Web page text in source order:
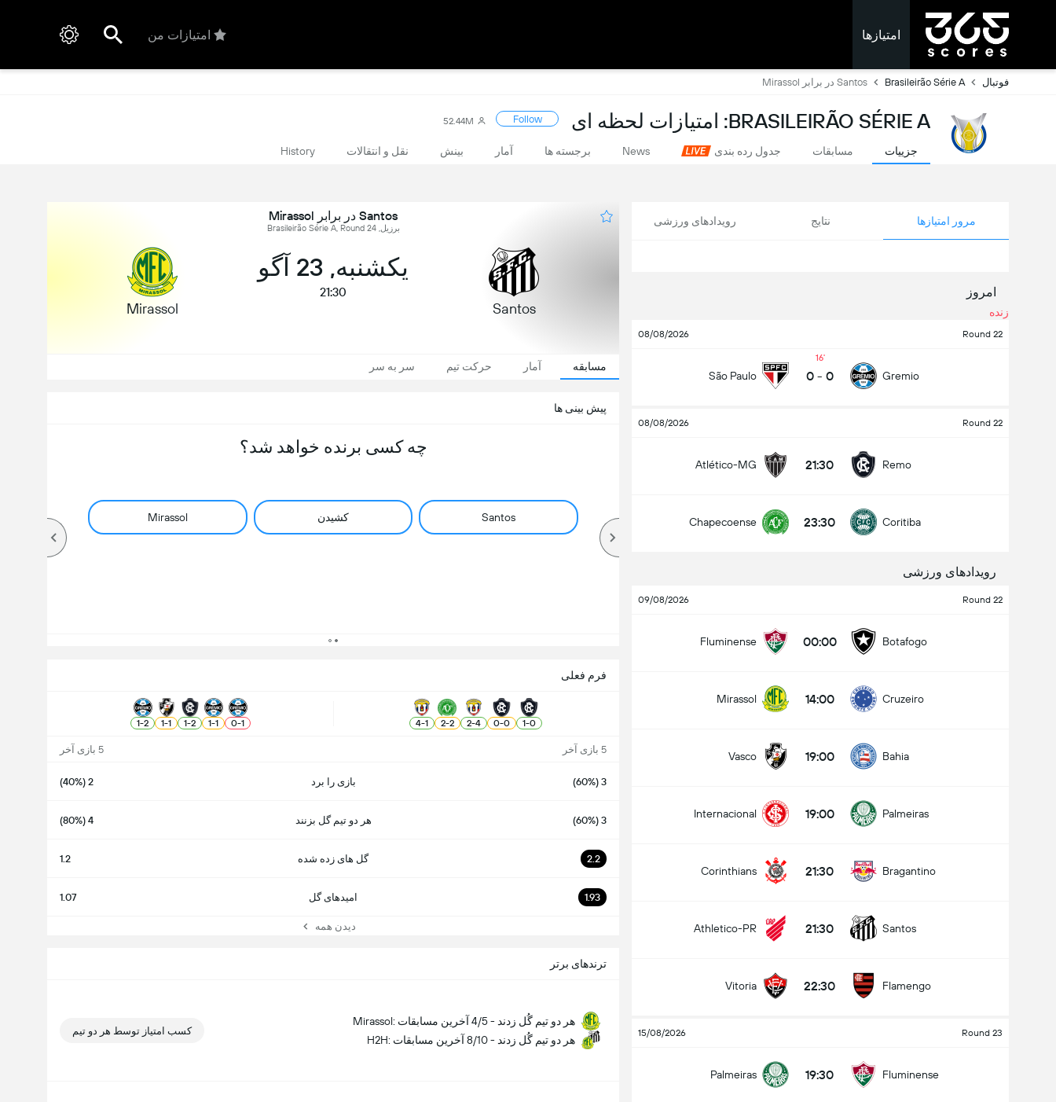
امتیازها امتیازات من
فوتبال Brasileirão Série A Santos در برابر Mirassol
BRASILEIRÃO SÉRIE A: امتیازات لحظه ای Follow
52.44M
جزییات مسابقات جدول رده بندی News برجسته ها آمار بینش نقل و انتقالات History
مرور امتیازها نتایج رویدادهای ورزشی
امروز
زنده
Round 22
08/08/2026
Gremio
16
0
-
0
São Paulo
Round 22
08/08/2026
Remo
21:30
Atlético-MG
Coritiba
23:30
Chapecoense
رویدادهای ورزشی
Round 22
09/08/2026
Botafogo
00:00
Fluminense
Cruzeiro
14:00
Mirassol
Bahia
19:00
Vasco
Palmeiras
19:00
Internacional
Bragantino
21:30
Corinthians
Santos
21:30
Athletico-PR
Flamengo
22:30
Vitoria
Round 23
15/08/2026
Fluminense
19:30
Palmeiras
Santos در برابر Mirassol
برزیل, Brasileirão Série A, Round 24
Santos
یکشنبه, 23 آگو
21:30
Mirassol
مسابقه آمار حرکت تیم سر به سر
پیش بینی ها
چه کسی برنده خواهد شد؟
Santos کشیدن Mirassol
کل گل های بازی (2.5)
بالا
فرم فعلی
0
-
1
0
-
0
4
-
2
2
-
2
1
-
4
1
-
0
1
-
1
2
-
1
1
-
1
2
-
1
5 بازی آخر 5 بازی آخر
3 (60%) بازی را برد 2 (40%)
3 (60%) هر دو تیم گل بزنند 4 (80%)
2.2 گل های زده شده 1.2
1.93 امیدهای گل 1.07
دیدن همه
ترندهای برتر
Mirassol: هر دو تیم گُل زدند - 4/5 آخرین مسابقات
H2H: هر دو تیم گُل زدند - 8/10 آخرین مسابقات
کسب امتیاز توسط هر دو تیم